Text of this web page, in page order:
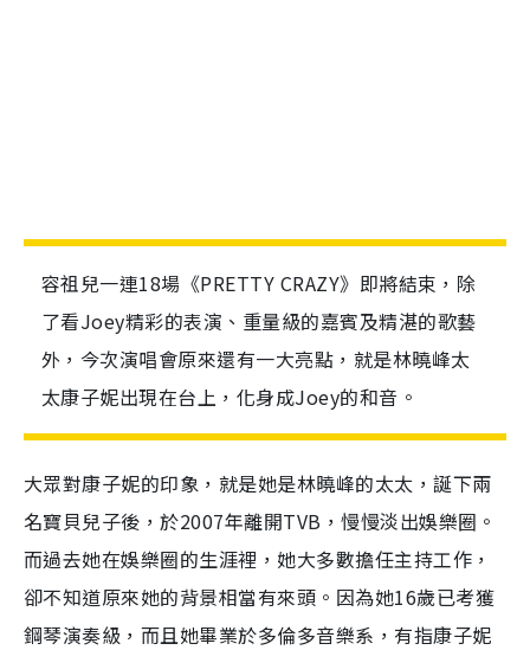
容祖兒一連18場《PRETTY CRAZY》即將結束，除
了看Joey精彩的表演、重量級的嘉賓及精湛的歌藝
外，今次演唱會原來還有一大亮點，就是林曉峰太
太康子妮出現在台上，化身成Joey的和音。
大眾對康子妮的印象，就是她是林曉峰的太太，誕下兩
名寶貝兒子後，於2007年離開TVB，慢慢淡出娛樂圈。
而過去她在娛樂圈的生涯裡，她大多數擔任主持工作，
卻不知道原來她的背景相當有來頭。因為她16歲已考獲
鋼琴演奏級，而且她畢業於多倫多音樂系，有指康子妮